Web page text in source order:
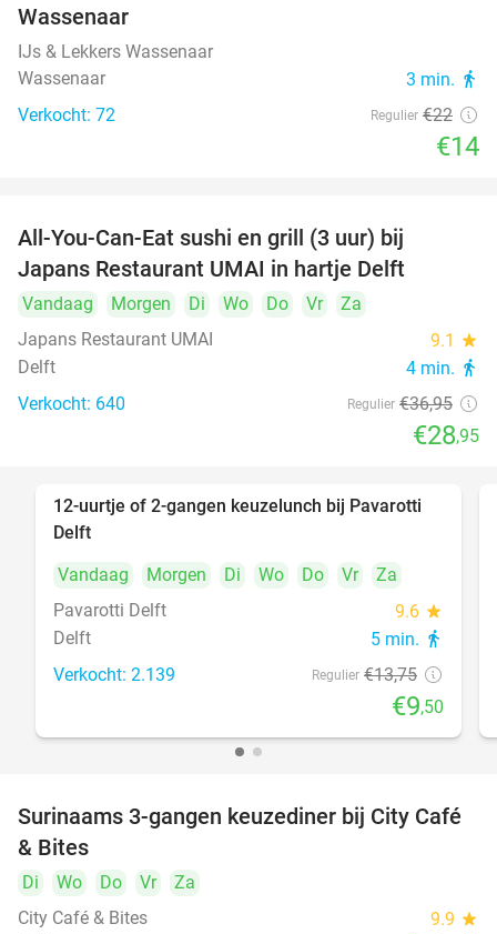
Wassenaar
IJs & Lekkers Wassenaar
Wassenaar
3 min. directions_walk
Verkocht: 72 Regulier €22
€14
All-You-Can-Eat sushi en grill (3 uur) bij
Japans Restaurant UMAI in hartje Delft
Vandaag Morgen Di Wo Do Vr
Za
Japans Restaurant UMAI
9.1 star
Delft 4 min. directions_walk
Verkocht: 640 Regulier €36,95
€28,95
31%
12-uurtje of 2-gangen keuzelunch bij Pavarotti
Delft
Vandaag
Morgen Di Wo Do Vr
Za
Pavarotti Delft
9.6 star
Delft 5 min. directions_walk
Verkocht: 2.139 Regulier €13,75
€9,50
21%
Surinaams 3-gangen keuzediner bij City Café
& Bites
Di Wo Do Vr
Za
City Café & Bites
9.9 star